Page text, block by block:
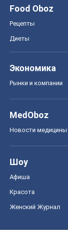
Food Oboz
Рецепты
Диеты
Экономика
Рынки и компании
MedOboz
Новости медицины
Шоу
Афиша
Красота
Женский Журнал